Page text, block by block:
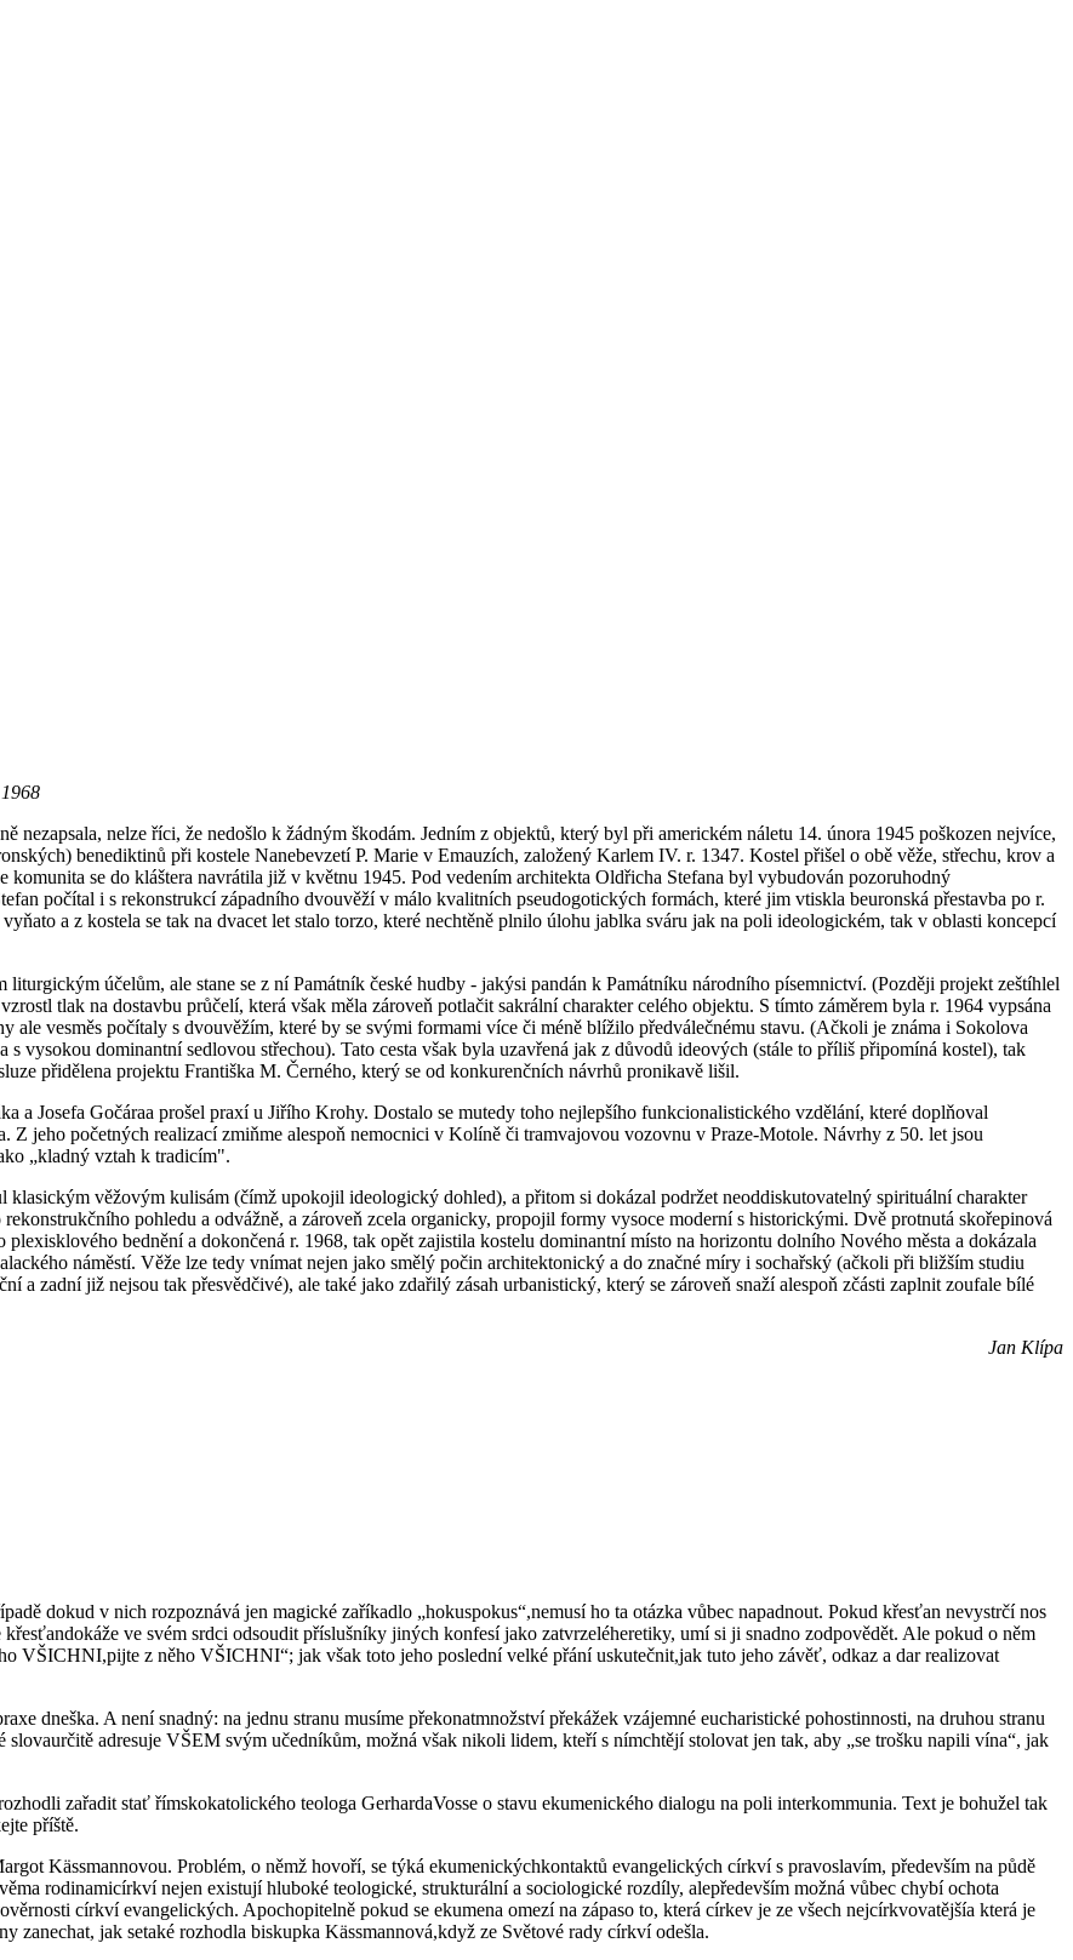
nezapsala, nelze říci, že nedošlo k žádným škodám. Jedním z objektů, který byl při americkém náletu 14. února 1945 poškozen nejvíce,
benediktinů při kostele Nanebevzetí P. Marie v Emauzích, založený Karlem IV. r. 1347. Kostel přišel o obě věže, střechu, krov a
komunita se do kláštera navrátila již v květnu 1945. Pod vedením architekta Oldřicha Stefana byl vybudován pozoruhodný
počítal i s rekonstrukcí západního dvouvěží v málo kvalitních pseudogotických formách, které jim vtiskla beuronská přestavba po r.
a z kostela se tak na dvacet let stalo torzo, které nechtěně plnilo úlohu jablka sváru jak na poli ideologickém, tak v oblasti koncepcí
účelům, ale stane se z ní Památník české hudby - jakýsi pandán k Památníku národního písemnictví. (Později projekt zeštíhlel
tlak na dostavbu průčelí, která však měla zároveň potlačit sakrální charakter celého objektu. S tímto záměrem byla r. 1964 vypsána
ale vesměs počítaly s dvouvěžím, které by se svými formami více či méně blížilo předválečnému stavu. (Ačkoli je známa i Sokolova
vysokou dominantní sedlovou střechou). Tato cesta však byla uzavřená jak z důvodů ideových (stále to příliš připomíná kostel), tak
přidělena projektu Františka M. Černého, který se od konkurenčních návrhů pronikavě lišil.
a Josefa Gočáraa prošel praxí u Jiřího Krohy. Dostalo se mutedy toho nejlepšího funkcionalistického vzdělání, které doplňoval
Z jeho početných realizací zmiňme alespoň nemocnici v Kolíně či tramvajovou vozovnu v Praze-Motole. Návrhy z 50. let jsou
„kladný vztah k tradicím".
klasickým věžovým kulisám (čímž upokojil ideologický dohled), a přitom si dokázal podržet neoddiskutovatelný spirituální charakter
pohledu a odvážně, a zároveň zcela organicky, propojil formy vysoce moderní s historickými. Dvě protnutá skořepinová
bednění a dokončená r. 1968, tak opět zajistila kostelu dominantní místo na horizontu dolního Nového města a dokázala
náměstí. Věže lze tedy vnímat nejen jako smělý počin architektonický a do značné míry i sochařský (ačkoli při bližším studiu
a zadní již nejsou tak přesvědčivé), ale také jako zdařilý zásah urbanistický, který se zároveň snaží alespoň zčásti zaplnit zoufale bílé
Jan Klípa
dokud v nich rozpoznává jen magické zaříkadlo „hokuspokus“,nemusí ho ta otázka vůbec napadnout. Pokud křesťan nevystrčí nos
ve svém srdci odsoudit příslušníky jiných konfesí jako zatvrzeléheretiky, umí si ji snadno zodpovědět. Ale pokud o něm
VŠICHNI,pijte z něho VŠICHNI“; jak však toto jeho poslední velké přání uskutečnit,jak tuto jeho závěť, odkaz a dar realizovat
dneška. A není snadný: na jednu stranu musíme překonatmnožství překážek vzájemné eucharistické pohostinnosti, na druhou stranu
slovaurčitě adresuje VŠEM svým učedníkům, možná však nikoli lidem, kteří s nímchtějí stolovat jen tak, aby „se trošku napili vína“, jak
zařadit stať římskokatolického teologa GerhardaVosse o stavu ekumenického dialogu na poli interkommunia. Text je bohužel tak
příště.
Kässmannovou. Problém, o němž hovoří, se týká ekumenickýchkontaktů evangelických církví s pravoslavím, především na půdě
rodinamicírkví nejen existují hluboké teologické, strukturální a sociologické rozdíly, alepředevším možná vůbec chybí ochota
církví evangelických. Apochopitelně pokud se ekumena omezí na zápaso to, která církev je ze všech nejcírkvovatějšía která je
zanechat, jak setaké rozhodla biskupka Kässmannová,když ze Světové rady církví odešla.